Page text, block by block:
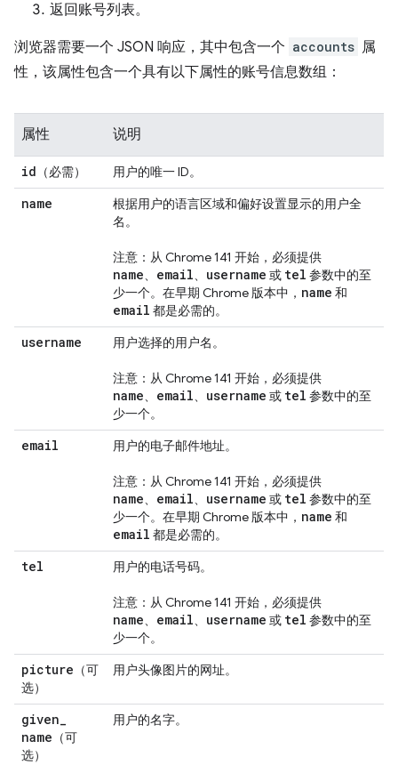
返回账号列表。
浏览器需要一个 JSON 响应，其中包含一个 accounts 属
性，该属性包含一个具有以下属性的账号信息数组：
属性 说明
id （必需） 用户的唯一 ID。
name
根据用户的语言区域和偏好设置显示的用户全
名。
注意：从 Chrome 141 开始，必须提供
name、 email、 username 或 tel 参数中的至
少一个。在早期 Chrome 版本中， name 和
email 都是必需的。
username 用户选择的用户名。
注意：从 Chrome 141 开始，必须提供
name、 email、 username 或 tel 参数中的至
少一个。
email 用户的电子邮件地址。
注意：从 Chrome 141 开始，必须提供
name、 email、 username 或 tel 参数中的至
少一个。在早期 Chrome 版本中， name 和
email 都是必需的。
tel 用户的电话号码。
注意：从 Chrome 141 开始，必须提供
name、 email、 username 或 tel 参数中的至
少一个。
picture （可
选）
用户头像图片的网址。
given_
name （可
选）
用户的名字。